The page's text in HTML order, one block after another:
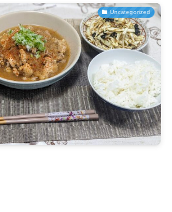
Uncategorized